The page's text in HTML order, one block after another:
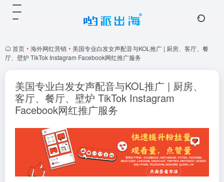
首页 • 海外网红营销 • 美国专业白发女声配音与KOL推广 | 厨房、客厅、餐
厅、壁炉 TikTok Instagram Facebook网红推广服务
美国专业白发女声配音与KOL推广 | 厨房、
客厅、餐厅、壁炉 TikTok Instagram
Facebook网红推广服务